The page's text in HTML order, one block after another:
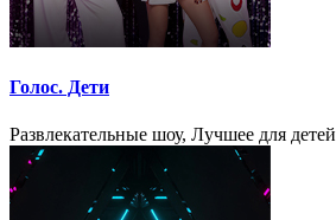
Голос. Дети
Развлекательные шоу, Лучшее для детей